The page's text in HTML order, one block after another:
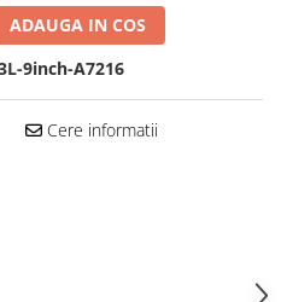
ADAUGA IN COS
9inch-A7216
Cere informatii